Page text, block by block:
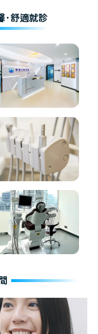
·舒適就診